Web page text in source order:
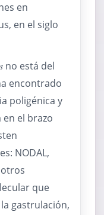
en
en el siglo
no está del
encontrado
poligénica y
el brazo
NODAL,
otros
que
gastrulación,